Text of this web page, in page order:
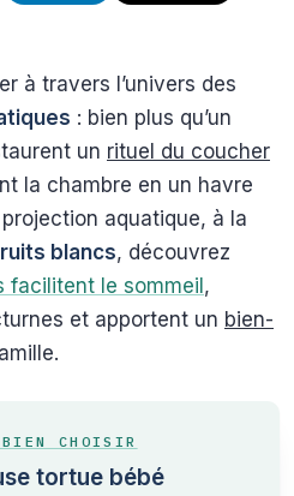
à travers l’univers des
: bien plus qu’un
un rituel du coucher
la chambre en un havre
aquatique, à la
blancs, découvrez
facilitent le sommeil,
et apportent un bien-
BIEN CHOISIR
tortue bébé